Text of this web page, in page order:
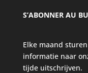
S’ABONNER AU
Elke maand
informatie naar
tijde uitschrijven.